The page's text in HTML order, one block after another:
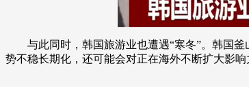
与此同时，韩国旅游业也遭遇“寒冬”。韩国
势不稳长期化，还可能会对正在海外不断扩大影响